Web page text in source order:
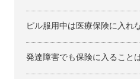
ピル服用中は医療保険に入れ
発達障害でも保険に入ること